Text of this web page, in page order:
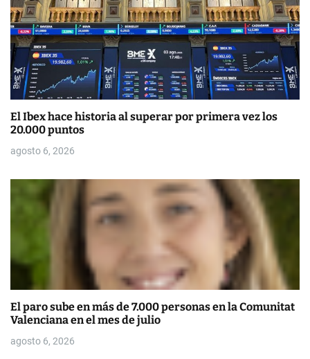
e
e
n
t
r
a
El Ibex hace historia al superar por primera vez los
20.000 puntos
agosto 6, 2026
El paro sube en más de 7.000 personas en la Comunitat
Valenciana en el mes de julio
agosto 6, 2026